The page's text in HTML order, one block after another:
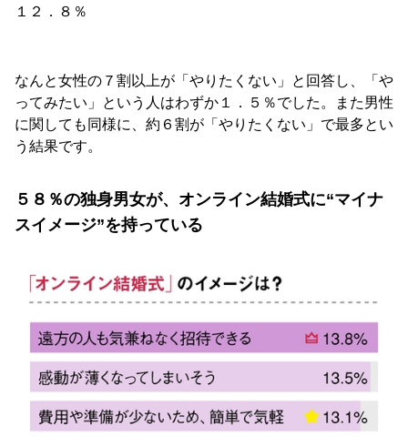
１２．８％
なんと女性の７割以上が「やりたくない」と回答し、「や
ってみたい」という人はわずか１．５％でした。また男性
に関しても同様に、約６割が「やりたくない」で最多とい
う結果です。
５８％の独身男女が、オンライン結婚式に“マイナ
スイメージ”を持っている